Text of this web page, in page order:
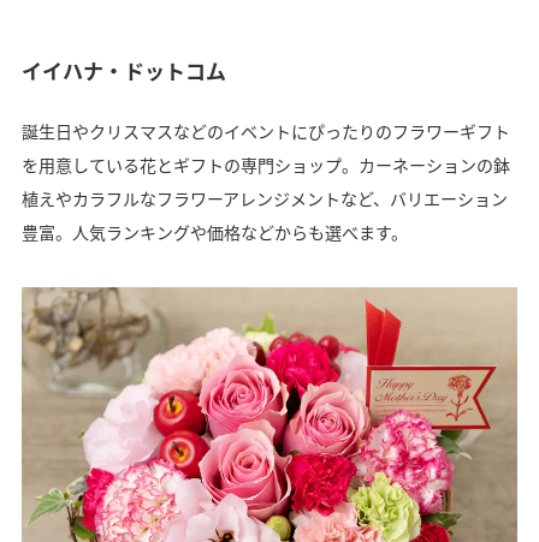
イイハナ・ドットコム
誕生日やクリスマスなどのイベントにぴったりのフラワーギフト
を用意している花とギフトの専門ショップ。カーネーションの鉢
植えやカラフルなフラワーアレンジメントなど、バリエーション
豊富。人気ランキングや価格などからも選べます。